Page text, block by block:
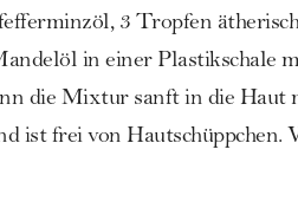
3 Tropfen
in einer Plastikschale
die Mixtur sanft in die Haut
ist frei von